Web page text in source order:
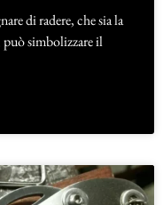
di radere, che sia la
simbolizzare il